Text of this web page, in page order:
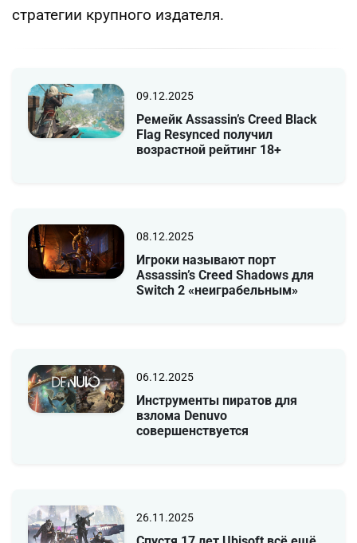
стратегии крупного издателя.
09.12.2025
Ремейк Assassin’s Creed Black
Flag Resynced получил
возрастной рейтинг 18+
08.12.2025
Игроки называют порт
Assassin’s Creed Shadows для
Switch 2 «неиграбельным»
06.12.2025
Инструменты пиратов для
взлома Denuvo
совершенствуется
26.11.2025